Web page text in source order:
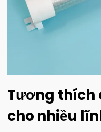
Tương thích
cho nhiều